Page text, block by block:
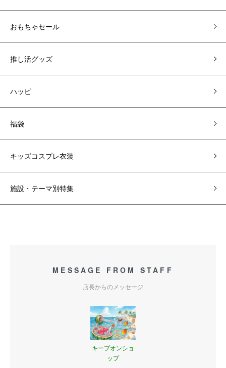
おもちゃセール
推し活グッズ
ハッピ
福袋
キッズコスプレ衣装
施設・テーマ別特集
MESSAGE FROM STAFF
店長からのメッセージ
キープオンショ
ップ